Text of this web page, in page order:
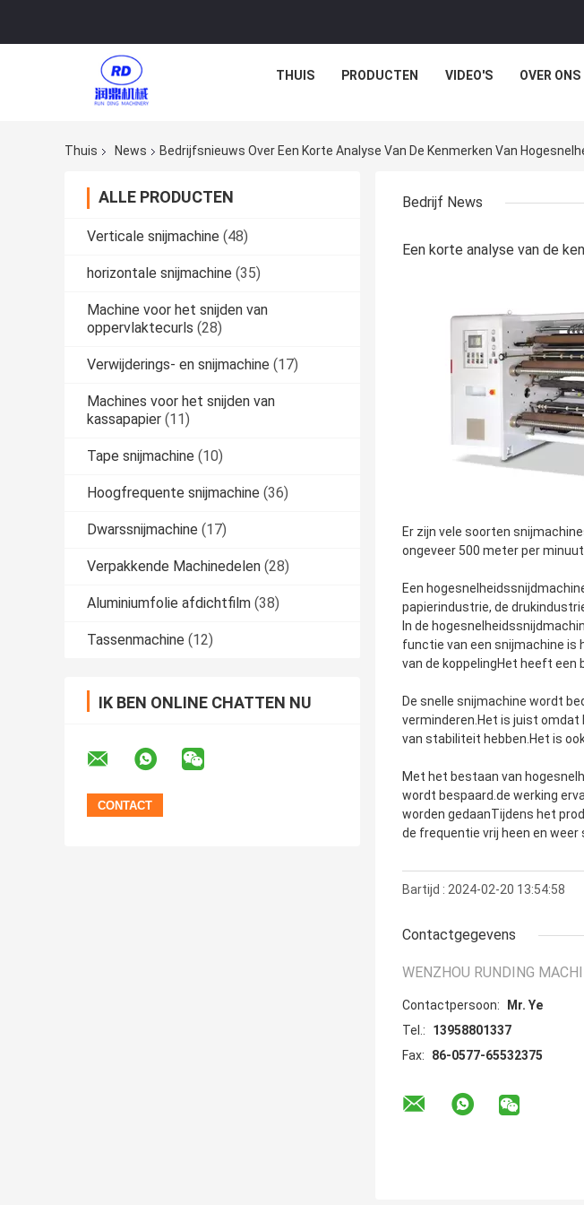
THUIS PRODUCTEN VIDEO'S OVER ONS
Thuis News Bedrijfsnieuws Over Een Korte Analyse Van De Kenmerken Van
ALLE PRODUCTEN
Verticale snijmachine (48)
horizontale snijmachine (35)
Machine voor het snijden van
oppervlaktecurls (28)
Verwijderings- en snijmachine (17)
Machines voor het snijden van
kassapapier (11)
Tape snijmachine (10)
Hoogfrequente snijmachine (36)
Dwarssnijmachine (17)
Verpakkende Machinedelen (28)
Aluminiumfolie afdichtfilm (38)
Tassenmachine (12)
IK BEN ONLINE CHATTEN NU
Bedrijf News
Een korte analyse van de
Er zijn vele soorten
ongeveer 500 meter per
Een
papierindustrie, de
In de
functie van een snijmachine is
van de koppelingHet heeft een
De snelle snijmachine wordt
verminderen.Het is juist
van stabiliteit hebben.Het is
Met het bestaan van
wordt bespaard.de werking
worden gedaanTijdens het
de frequentie vrij heen en
Bartijd : 2024-02-20 13:54:58
Contactgegevens
WENZHOU RUNDING
Contactpersoon:
Mr. Ye
Tel.:
13958801337
Fax:
86-0577-65532375